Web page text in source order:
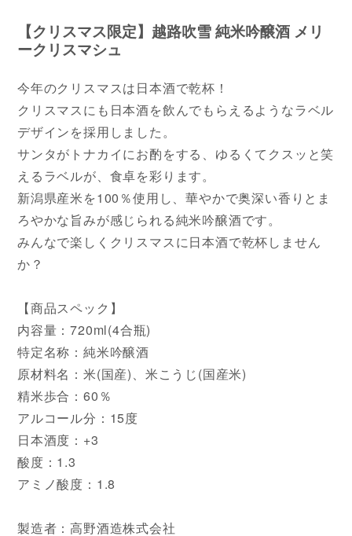
【クリスマス限定】越路吹雪 純米吟醸酒 メリ
ークリスマシュ
今年のクリスマスは日本酒で乾杯！
クリスマスにも日本酒を飲んでもらえるようなラベル
デザインを採用しました。
サンタがトナカイにお酌をする、ゆるくてクスッと笑
えるラベルが、食卓を彩ります。
新潟県産米を100％使用し、華やかで奥深い香りとま
ろやかな旨みが感じられる純米吟醸酒です。
みんなで楽しくクリスマスに日本酒で乾杯しません
か？
【商品スペック】
内容量：720ml(4合瓶)
特定名称：純米吟醸酒
原材料名：米(国産)、米こうじ(国産米)
精米歩合：60％
アルコール分：15度
日本酒度：+3
酸度：1.3
アミノ酸度：1.8
製造者：高野酒造株式会社